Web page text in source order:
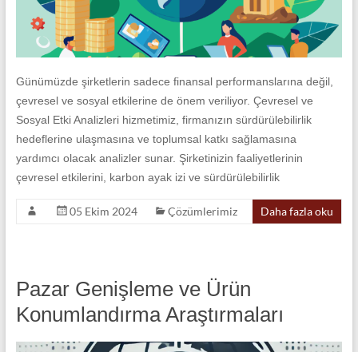
Günümüzde şirketlerin sadece finansal performanslarına değil,
çevresel ve sosyal etkilerine de önem veriliyor. Çevresel ve
Sosyal Etki Analizleri hizmetimiz, firmanızın sürdürülebilirlik
hedeflerine ulaşmasına ve toplumsal katkı sağlamasına
yardımcı olacak analizler sunar. Şirketinizin faaliyetlerinin
çevresel etkilerini, karbon ayak izi ve sürdürülebilirlik
05 Ekim 2024 Çözümlerimiz Daha fazla oku
Pazar Genişleme ve Ürün
Konumlandırma Araştırmaları